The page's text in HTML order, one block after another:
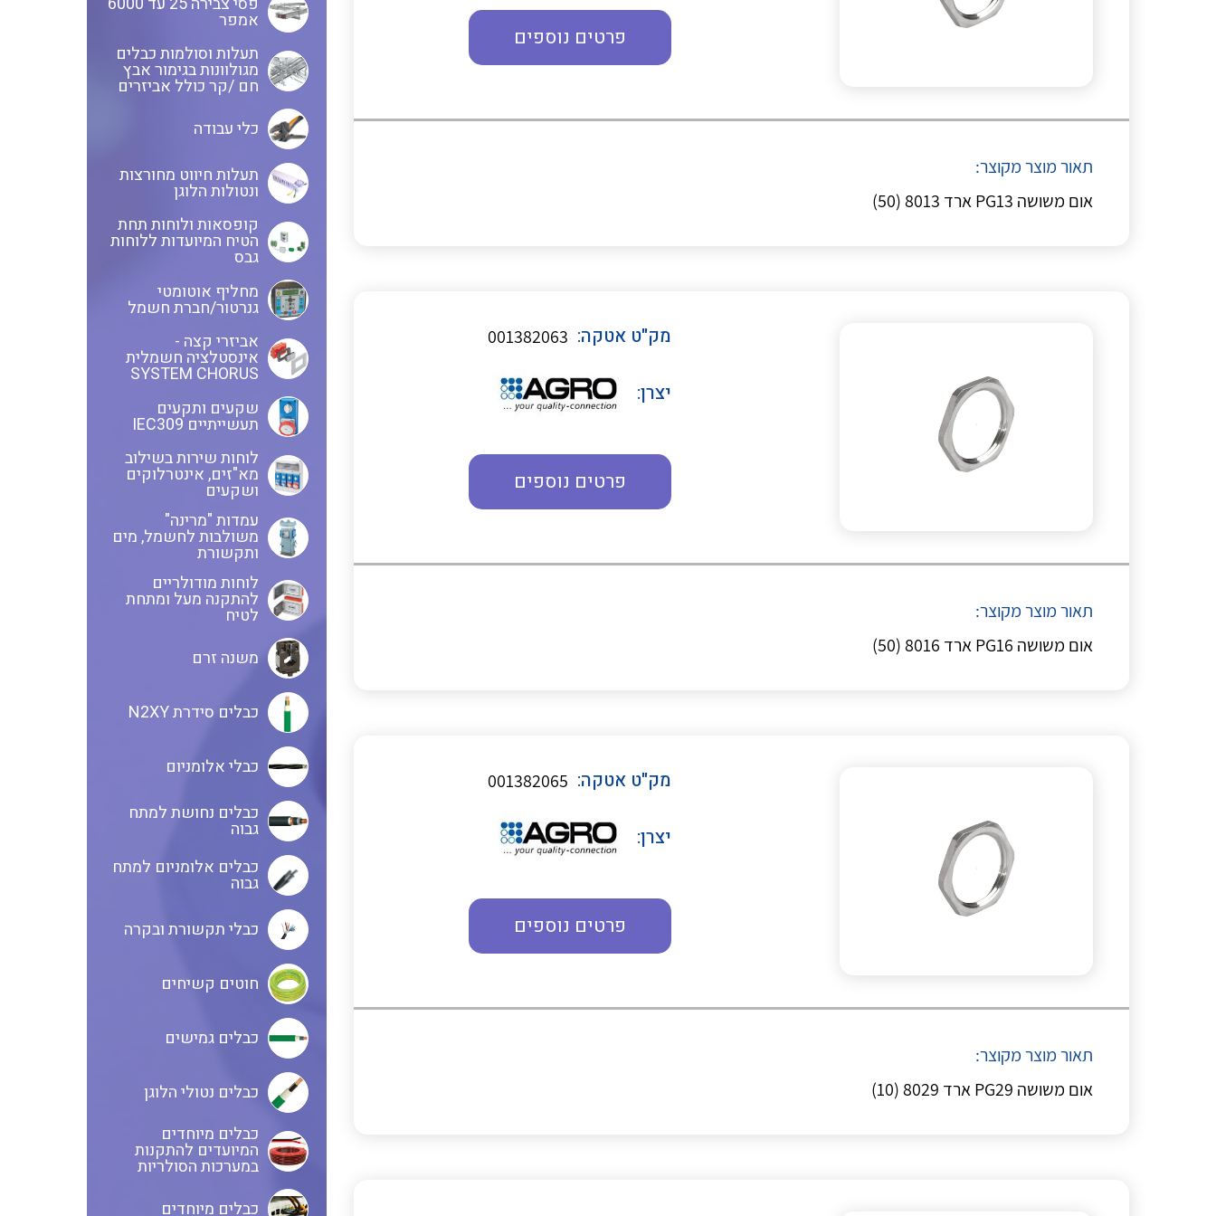
כבלי תקשורת ובקרה חוטים קשיחים
כבלים נטולי הלוגן
כבלים מיוחדים
מנתקים
ציוד מודולרי מדי זרם
מדי מתח שנטים
ממסרי זליגה
צגי מתח ,זרם,תדירות ,וכו
אביזרים ל T7
פרטים נוספים
תאור מוצר מקוצר:
אום משושה PG13 ארד 8013 (50)
מק"ט אטקה: 001382063
יצרן:
פרטים נוספים
תאור מוצר מקוצר:
אום משושה PG16 ארד 8016 (50)
מק"ט אטקה: 001382065
יצרן:
פרטים נוספים
תאור מוצר מקוצר:
אום משושה PG29 ארד 8029 (10)
אמפר
תעלות וסולמות כבלים
מגולוונות בגימור אבץ
חם /קר כולל אביזרים
כלי עבודה
תעלות חיווט מחורצות
ונטולות הלוגן
קופסאות ולוחות תחת
הטיח המיועדות ללוחות
גבס
מחליף אוטומטי
גנרטור/חברת חשמל
אביזרי קצה -
אינסטלציה חשמלית
SYSTEM CHORUS
שקעים ותקעים
תעשייתיים IEC309
לוחות שירות בשילוב
מא"זים, אינטרלוקים
ושקעים
עמדות "מרינה"
משולבות לחשמל, מים
ותקשורת
לוחות מודולריים
להתקנה מעל ומתחת
לטיח
משנה זרם
כבלים סידרת N2XY
כבלי אלומניום
כבלים נחושת למתח
גבוה
כבלים אלומניום למתח
גבוה
כבלי תקשורת ובקרה
חוטים קשיחים
כבלים גמישים
כבלים נטולי הלוגן
כבלים מיוחדים
המיועדים להתקנות
במערכות הסולריות
כבלים מיוחדים